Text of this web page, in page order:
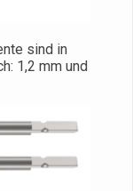
sind in
1,2 mm und